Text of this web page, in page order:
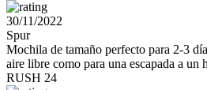
30/11/2022
Spur
Mochila de tamaño perfecto para 2-3
aire libre como para una escapada a un
RUSH 24